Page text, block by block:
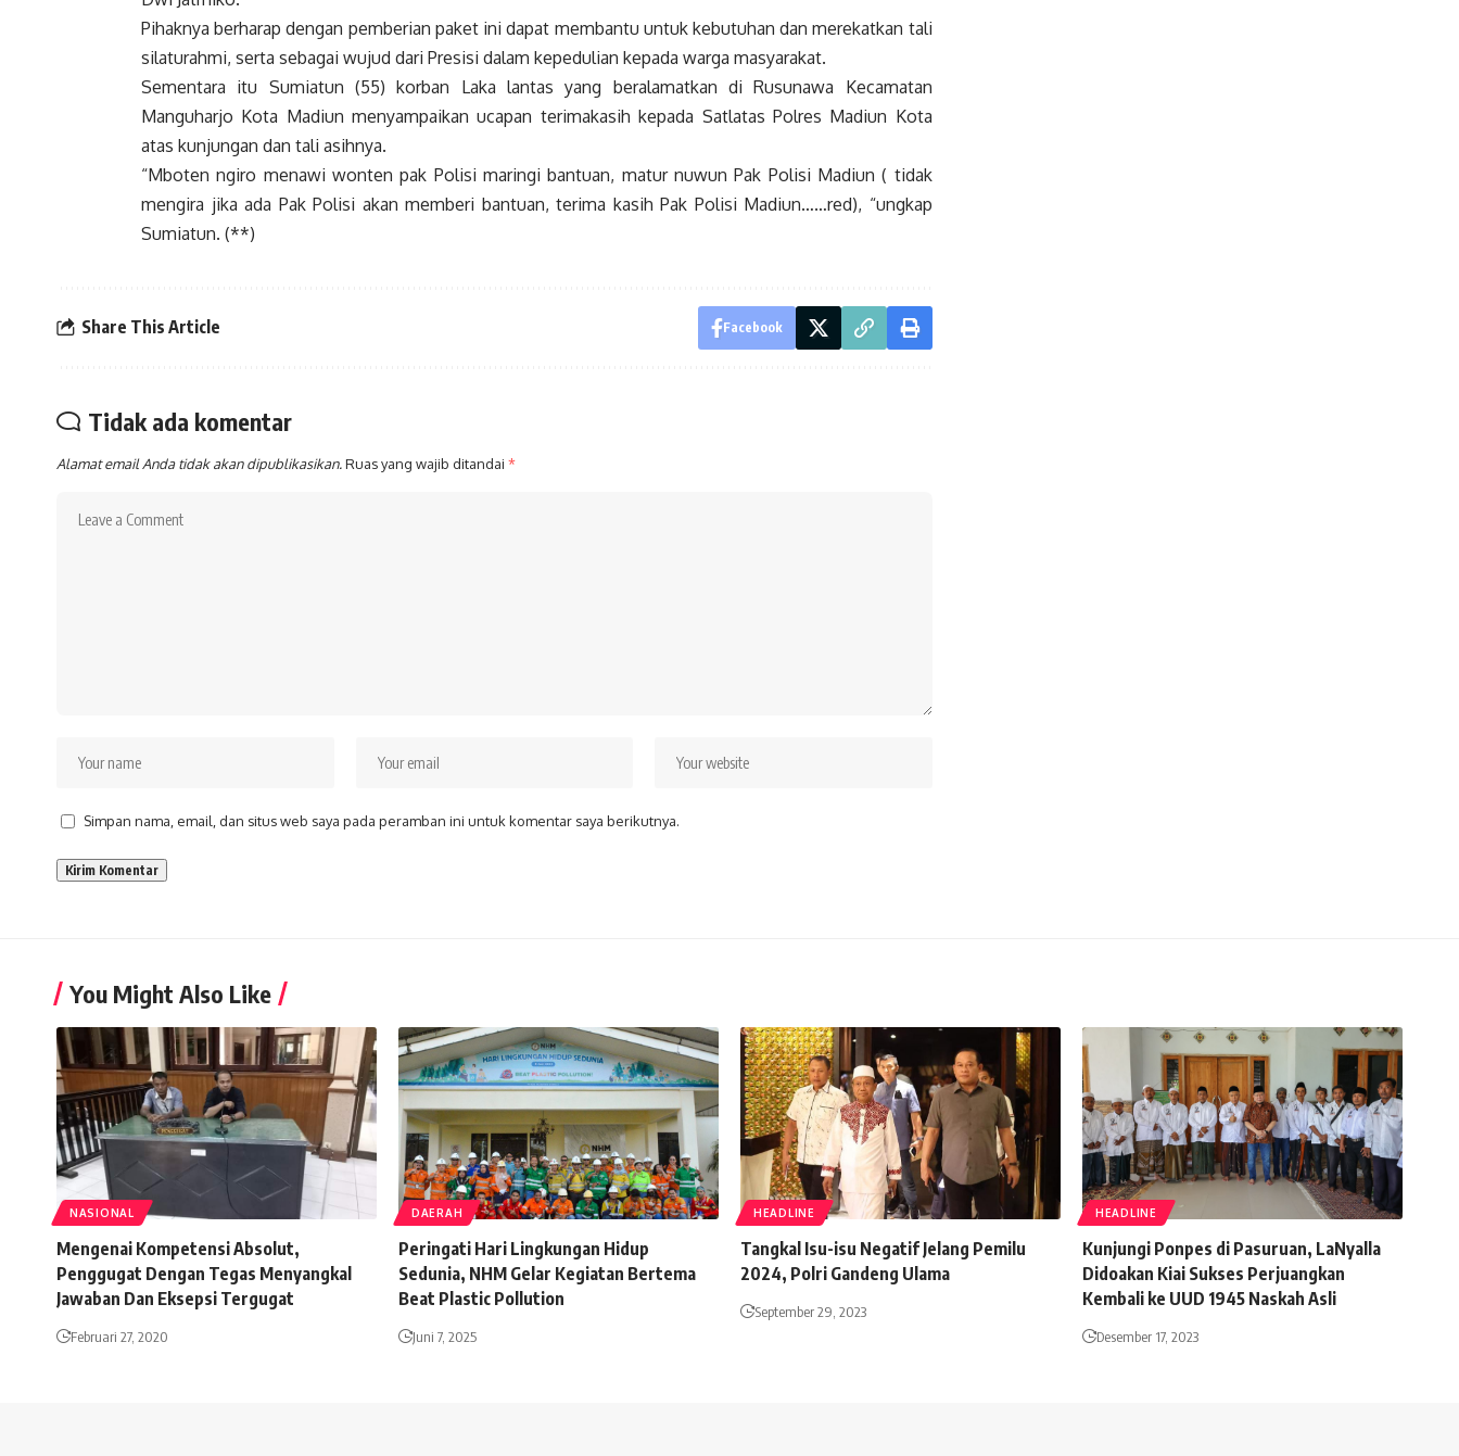
Pihaknya berharap dengan pemberian paket ini dapat membantu untuk kebutuhan dan merekatkan tali
silaturahmi, serta sebagai wujud dari Presisi dalam kepedulian kepada warga masyarakat.
Sementara itu Sumiatun (55) korban Laka lantas yang beralamatkan di Rusunawa Kecamatan
Manguharjo Kota Madiun menyampaikan ucapan terimakasih kepada Satlatas Polres Madiun Kota
atas kunjungan dan tali asihnya.
“Mboten ngiro menawi wonten pak Polisi maringi bantuan, matur nuwun Pak Polisi Madiun ( tidak
mengira jika ada Pak Polisi akan memberi bantuan, terima kasih Pak Polisi Madiun……red), “ungkap
Sumiatun. (**)
Share This Article Facebook
Tidak ada komentar
Alamat email Anda tidak akan dipublikasikan.Ruas yang wajib ditandai *
Simpan nama, email, dan situs web saya pada peramban ini untuk komentar saya berikutnya.
You Might Also Like
NASIONAL
Mengenai Kompetensi Absolut,
Penggugat Dengan Tegas Menyangkal
Jawaban Dan Eksepsi Tergugat
Februari 27, 2020
DAERAH
Peringati Hari Lingkungan Hidup
Sedunia, NHM Gelar Kegiatan Bertema
Beat Plastic Pollution
Juni 7, 2025
HEADLINE
Tangkal Isu-isu Negatif Jelang Pemilu
2024, Polri Gandeng Ulama
September 29, 2023
HEADLINE
Kunjungi Ponpes di Pasuruan, LaNyalla
Didoakan Kiai Sukses Perjuangkan
Kembali ke UUD 1945 Naskah Asli
Desember 17, 2023